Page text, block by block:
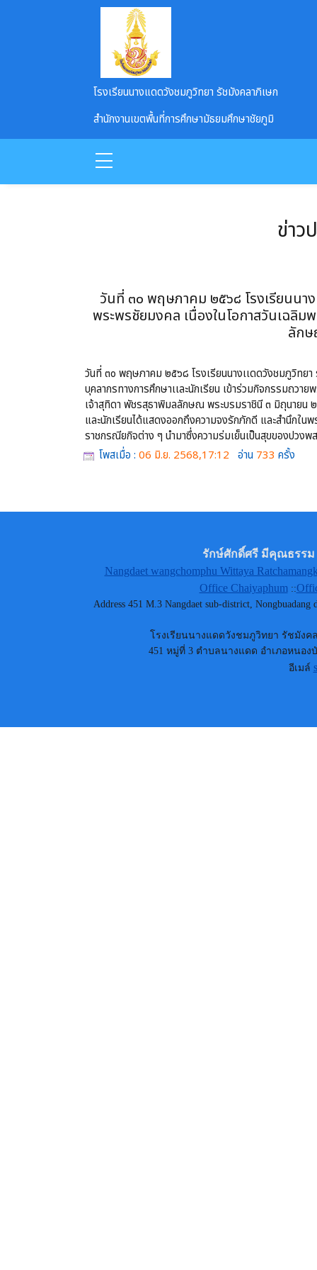
Skip to main content
โรงเรียนนางแดดวังชมภูวิทยา รัชมังคลาภิเษก
สำนักงานเขตพื้นที่การศึกษามัธยมศึกษาชัยภูมิ
ข่าว
วันที่ ๓๐ พฤษภาคม ๒๕๖๘ โรงเรียนนา
พระพรชัยมงคล เนื่องในโอกาสวันเฉลิม
ลักษ
วันที่ ๓๐ พฤษภาคม ๒๕๖๘ โรงเรียนนางเเดดวังชมภูวิทย
บุคลากรทางการศึกษาเเละนักเรียน เข้าร่วมกิจกรรมถวา
เจ้าสุทิดา พัชรสุธาพิมลลักษณ พระบรมราชินี ๓ มิถุนายน
และนักเรียนได้แสดงออกถึงความจงรักภักดี และสำนึกใ
ราชกรณียกิจต่าง ๆ นำมาซึ่งความร่มเย็นเป็นสุขของปวงพ
โพสเมื่อ : 06 มิ.ย. 2568,17:12 อ่าน 733 ครั้ง
รักษ์ศักดิ์ศรี มีคุณธรรม
Nangdaet wangchomphu Wittaya
Office Chaiyaphum::
Address 451 M.3 Nangdaet sub-district,
โรงเรียนนางแดดวังชมภูวิทยา รัชมัง
451 หมู่ที่ 3 ตำบลนางแดด อำเภอหนอง
อีเมล์